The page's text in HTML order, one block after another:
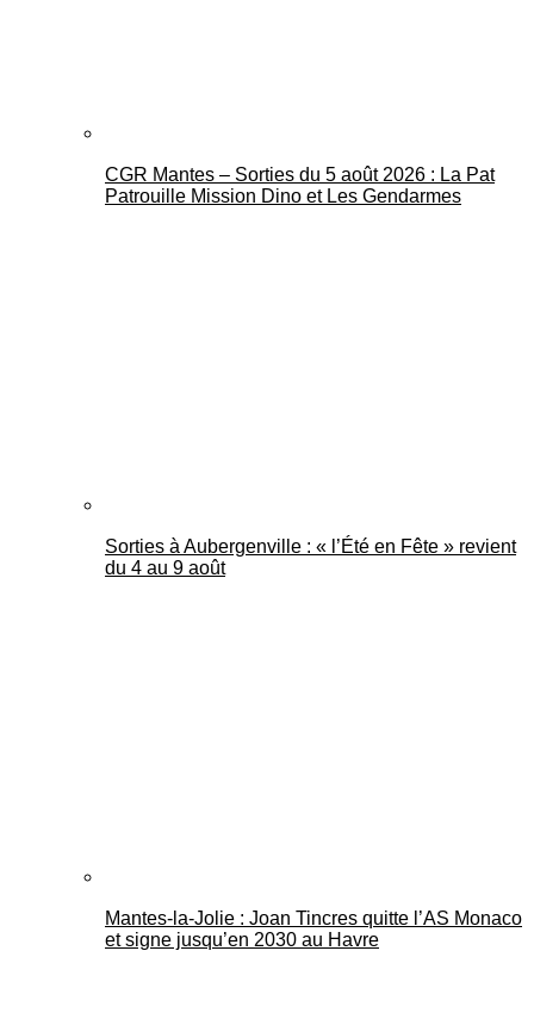
Mantes Actu
CGR Mantes – Sorties du 5 août 2026 : La Pat
Patrouille Mission Dino et Les Gendarmes
Sorties à Aubergenville : « l’Été en Fête » revient
du 4 au 9 août
Mantes-la-Jolie : Joan Tincres quitte l’AS Monaco
et signe jusqu’en 2030 au Havre